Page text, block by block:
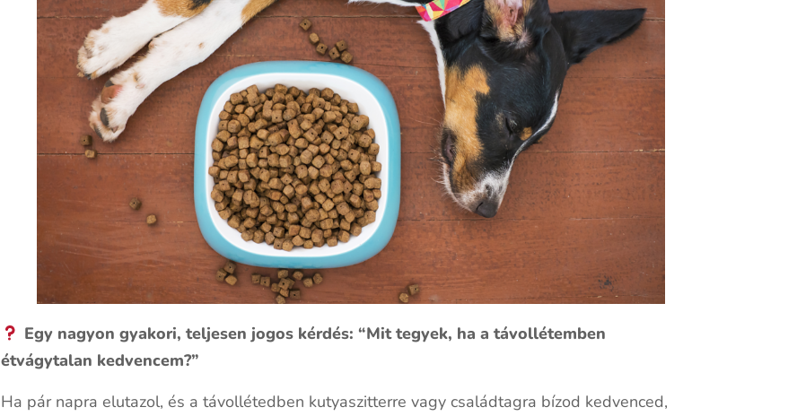
Egy nagyon gyakori, teljesen jogos kérdés: “Mit tegyek, ha a távollétemben
étvágytalan kedvencem?”
Ha pár napra elutazol, és a távollétedben kutyaszitterre vagy családtagra bízod kedvenced,